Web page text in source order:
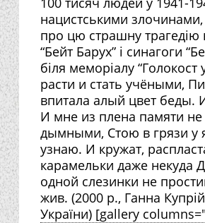
нацистськими злочинами,
про цю страшну трагедію
“Бейт Барух” і синагоги
біля меморіалу
расти и стать учёными,
впитала алый цвет беды.
И мне из плена памяти
дымными, Стою в грязи у
узнаю. И кружат,
карамельки даже некуда
одной слезинки не
жив. (2000 р., Ганна
України) [gallery